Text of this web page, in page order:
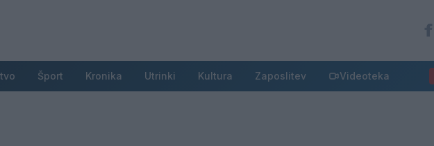
Šport Kronika Utrinki Kultura Zaposlitev Videoteka